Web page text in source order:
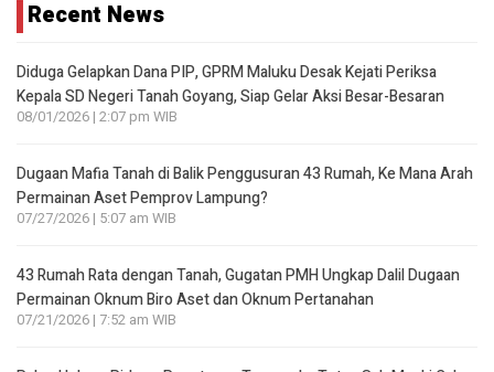
Recent News
Diduga Gelapkan Dana PIP, GPRM Maluku Desak Kejati Periksa
Kepala SD Negeri Tanah Goyang, Siap Gelar Aksi Besar-Besaran
08/01/2026 | 2:07 pm WIB
Dugaan Mafia Tanah di Balik Penggusuran 43 Rumah, Ke Mana Arah
Permainan Aset Pemprov Lampung?
07/27/2026 | 5:07 am WIB
43 Rumah Rata dengan Tanah, Gugatan PMH Ungkap Dalil Dugaan
Permainan Oknum Biro Aset dan Oknum Pertanahan
07/21/2026 | 7:52 am WIB